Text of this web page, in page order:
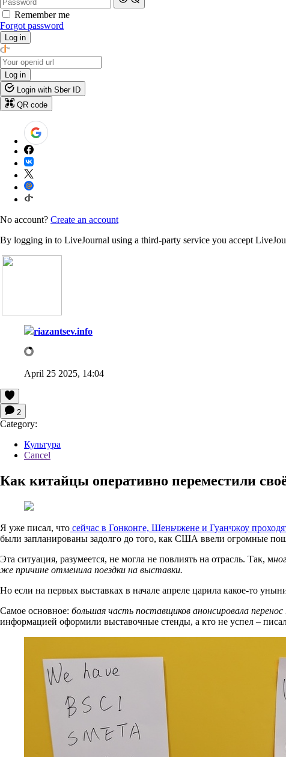
Remember me
Forgot password
Log in
Log in
Login with Sber ID
QR code
No account? Create an account
By logging in to LiveJournal using a third-party service you accept
riazantsev.info
April 25 2025, 14:04
2
Category:
Культура
Cancel
Как китайцы оперативно переместили
Я уже писал, что сейчас в Гонконге, Шеньчжене и Гуанчжоу
были запланированы задолго до того, как США ввели огромные
Эта ситуация, разумеется, не могла не повлиять на отрасль. Так, м
же причине отменила поездки на выставки.
Но если на первых выставках в начале апреле царила какое-то
Самое основное: большая часть поставщиков анонсировала
информацией оформили выставочные стенды, а кто не успел –